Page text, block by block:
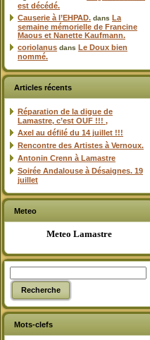
est décédé.
Causerie à l’EHPAD. dans La
semaine mémorielle de Francine
Maous et Nanette Kaufmann.
coriolanus dans Le Doux bien
nommé.
Articles récents
Réparation de la digue de
Lamastre, c’est OUF !!! ,
Axel au défilé du 14 juillet !!!
Rencontre des Artistes à Vernoux.
Antonin Crenn à Lamastre
Soirée Andalouse à Désaignes. 19
juillet
Meteo
Meteo Lamastre
Mots-clefs